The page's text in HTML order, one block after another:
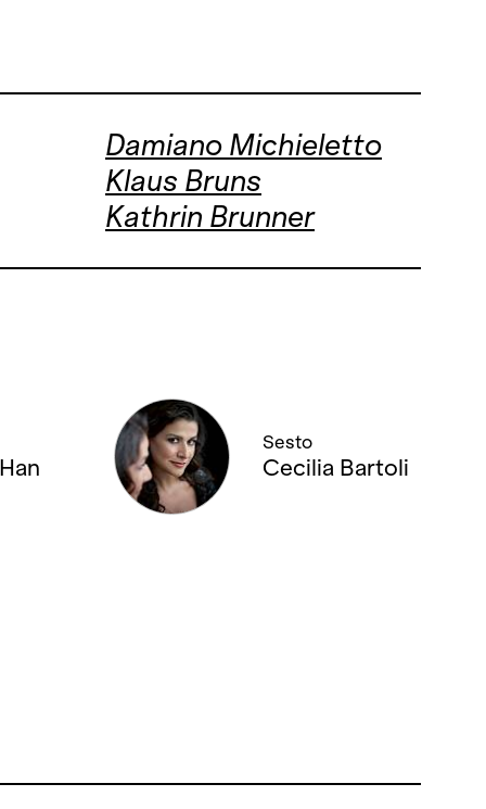
Damiano Michieletto
Klaus Bruns
Kathrin Brunner
Sesto
Cecilia Bartoli